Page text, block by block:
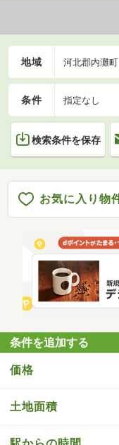
地域 河北郡内灘町
条件 指定なし
検索条件を保存
お気に入り物
条件を追加する
価格
土地面積